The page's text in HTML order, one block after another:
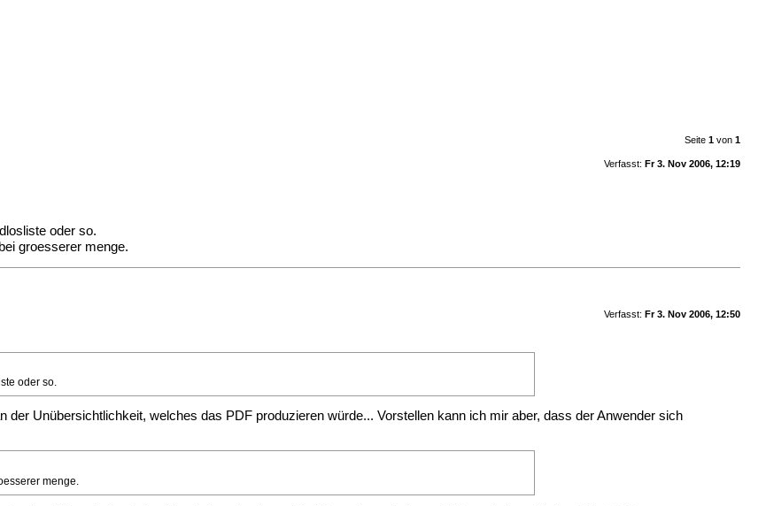
Seite 1von 1
Verfasst: Fr 3. Nov 2006, 12:19
oder so.
groesserer menge.
Verfasst: Fr 3. Nov 2006, 12:50
oder so.
Unübersichtlichkeit, welches das PDF produzieren würde... Vorstellen kann ich mir aber, dass der Anwender sich
menge.